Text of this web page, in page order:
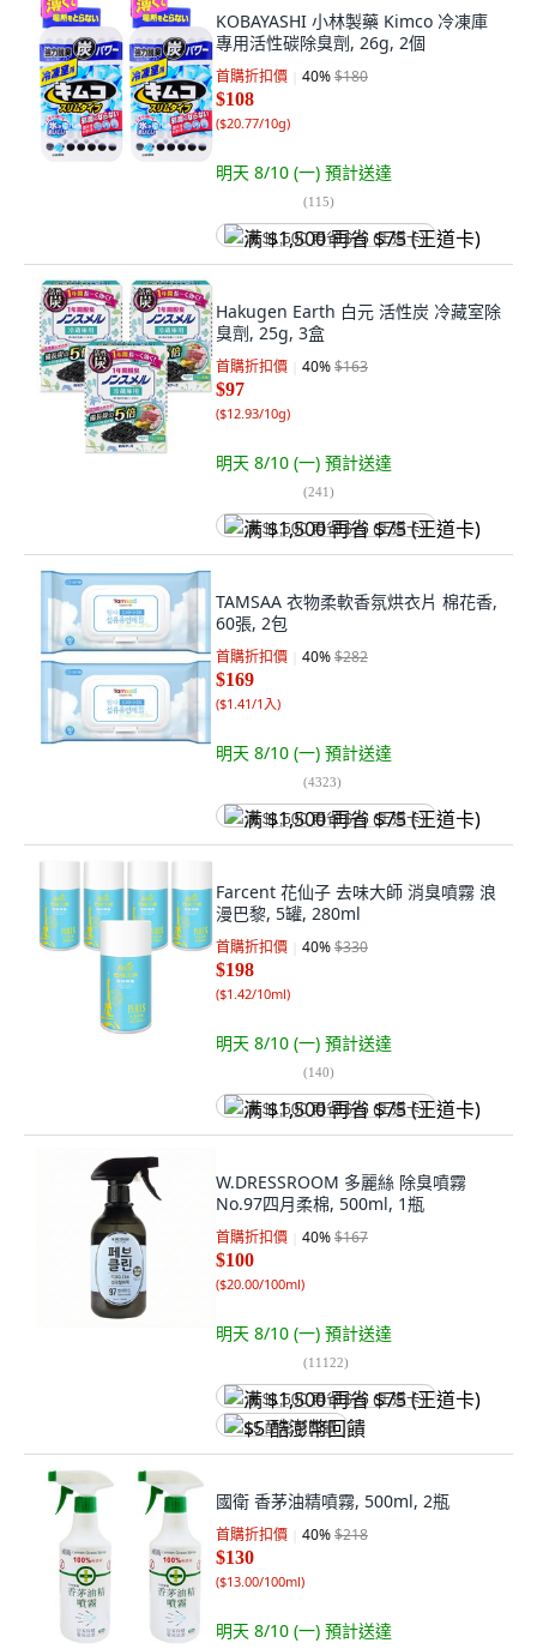
KOBAYASHI 小林製藥 Kimco 冷凍庫
專用活性碳除臭劑, 26g, 2個
首購折扣價 40%$180
$108
($20.77/10g)
明天 8/10 (一) 預計送達
(115)
满 $1,500 再省 $75 (王道卡)
Hakugen Earth 白元 活性炭 冷藏室除
臭劑, 25g, 3盒
首購折扣價 40%$163
$97
($12.93/10g)
明天 8/10 (一) 預計送達
(241)
满 $1,500 再省 $75 (王道卡)
TAMSAA 衣物柔軟香氛烘衣片 棉花香,
60張, 2包
首購折扣價 40%$282
$169
($1.41/1入)
明天 8/10 (一) 預計送達
(4323)
满 $1,500 再省 $75 (王道卡)
Farcent 花仙子 去味大師 消臭噴霧 浪
漫巴黎, 5罐, 280ml
首購折扣價 40%$330
$198
($1.42/10ml)
明天 8/10 (一) 預計送達
(140)
满 $1,500 再省 $75 (王道卡)
W.DRESSROOM 多麗絲 除臭噴霧
No.97四月柔棉, 500ml, 1瓶
首購折扣價 40%$167
$100
($20.00/100ml)
明天 8/10 (一) 預計送達
(11122)
满 $1,500 再省 $75 (王道卡)
$5 酷澎幣回饋
國衛 香茅油精噴霧, 500ml, 2瓶
首購折扣價 40%$218
$130
($13.00/100ml)
明天 8/10 (一) 預計送達